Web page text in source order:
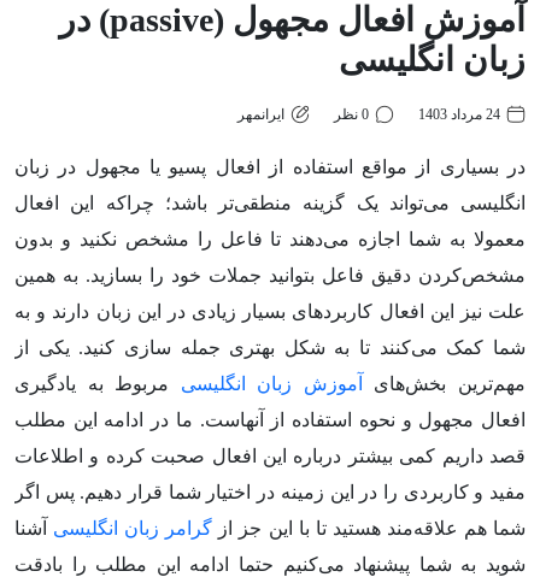
آموزش افعال مجهول (passive) در
زبان انگلیسی
24 مرداد 1403 0 نظر ایرانمهر
در بسیاری از مواقع استفاده از افعال پسیو یا مجهول در زبان
انگلیسی می‌تواند یک گزینه منطقی‌تر باشد؛ چراکه این افعال
معمولا به شما اجازه می‌دهند تا فاعل را مشخص نکنید و بدون
مشخص‌کردن دقیق فاعل بتوانید جملات خود را بسازید. به همین
علت نیز این افعال کاربردهای بسیار زیادی در این زبان دارند و به
شما کمک می‌کنند تا به شکل بهتری جمله سازی کنید. یکی از
مهم‌ترین بخش‌های
آموزش زبان انگلیسی مربوط به یادگیری
افعال مجهول و نحوه استفاده از آنهاست. ما در ادامه این مطلب
قصد داریم کمی بیشتر درباره این افعال صحبت کرده و اطلاعات
مفید و کاربردی را در این زمینه در اختیار شما قرار دهیم. پس اگر
شما هم علاقه‌مند هستید تا با این جز از گرامر زبان انگلیسی آشنا
شوید به شما پیشنهاد می‌کنیم حتما ادامه این مطلب را بادقت